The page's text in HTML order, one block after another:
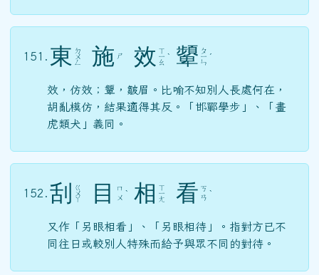
151. 東 ㄉ
ㄨ
ㄥ 施 ㄕ 效 ㄒ
ㄧ
ㄠ
ˋ 顰 ㄆ
ㄧ
ㄣ
ˊ
效，仿效；顰，皺眉。比喻不知別人長處何在，
胡亂模仿，結果適得其反。「邯鄲學步」、「畫
虎類犬」義同。
152. 刮 ㄍ
ㄨ
ㄚ 目
ㄇ
ㄨ ˋ 相 ㄒ
ㄧ
ㄤ 看 ㄎ
ㄢ ˋ
又作「另眼相看」、「另眼相待」。指對方已不
同往日或較別人特殊而給予與眾不同的對待。